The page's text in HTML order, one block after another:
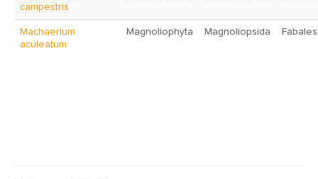
campestris
Machaerium
aculeatum
Magnoliophyta Magnoliopsida Fabales